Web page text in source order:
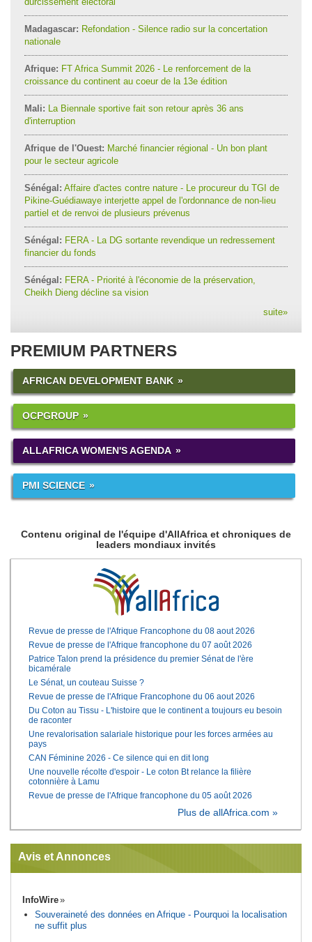
Madagascar: Refondation - Silence radio sur la concertation
nationale
Afrique: FT Africa Summit 2026 - Le renforcement de la
croissance du continent au coeur de la 13e édition
Mali: La Biennale sportive fait son retour après 36 ans
d'interruption
Afrique de l'Ouest: Marché financier régional - Un bon plant
pour le secteur agricole
Sénégal: Affaire d'actes contre nature - Le procureur du TGI de
Pikine-Guédiawaye interjette appel de l'ordonnance de non-lieu
partiel et de renvoi de plusieurs prévenus
Sénégal: FERA - La DG sortante revendique un redressement
financier du fonds
Sénégal: FERA - Priorité à l'économie de la préservation,
Cheikh Dieng décline sa vision
suite»
PREMIUM PARTNERS
AFRICAN DEVELOPMENT BANK
OCPGROUP
ALLAFRICA WOMEN'S AGENDA
PMI SCIENCE
Contenu original de l'équipe d'AllAfrica et chroniques de
leaders mondiaux invités
Revue de presse de l'Afrique Francophone du 08 aout 2026
Revue de presse de l'Afrique francophone du 07 août 2026
Patrice Talon prend la présidence du premier Sénat de l'ère
bicamérale
Le Sénat, un couteau Suisse ?
Revue de presse de l'Afrique Francophone du 06 aout 2026
Du Coton au Tissu - L'histoire que le continent a toujours eu besoin
de raconter
Une revalorisation salariale historique pour les forces armées au
pays
CAN Féminine 2026 - Ce silence qui en dit long
Une nouvelle récolte d'espoir - Le coton Bt relance la filière
cotonnière à Lamu
Revue de presse de l'Afrique francophone du 05 août 2026
Plus de allAfrica.com »
Avis et Annonces
InfoWire
Souveraineté des données en Afrique - Pourquoi la localisation
ne suffit plus